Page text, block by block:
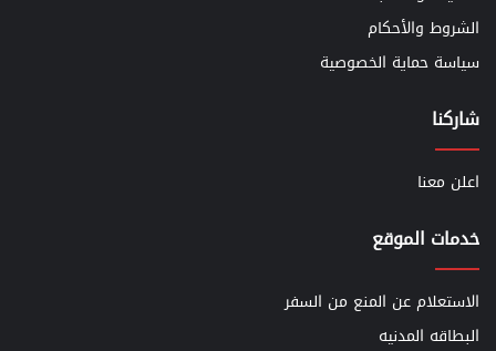
الشروط والأحكام
سياسة حماية الخصوصية
شاركنا
اعلن معنا
خدمات الموقع
الاستعلام عن المنع من السفر
البطاقه المدنيه